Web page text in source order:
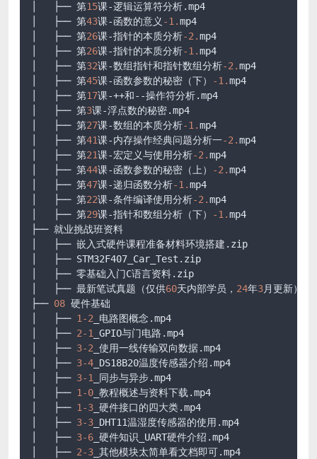
│   ├── 第15课-逻辑运算符分析.mp4
│   ├── 第43课-函数的意义 -1.mp4
│   ├── 第26课-指针的本质分析-2.mp4
│   ├── 第26课-指针的本质分析-1.mp4
│   ├── 第32课-数组指针和指针数组分析-2.mp4
│   ├── 第45课-函数参数的秘密（下） -1.mp4
│   ├── 第17课-++和--操作符分析.mp4
│   ├── 第3课-浮点数的秘密.mp4
│   ├── 第27课-数组的本质分析-1.mp4
│   ├── 第41课-内存操作经典问题分析一-2.mp4
│   ├── 第21课-宏定义与使用分析-2.mp4
│   ├── 第44课-函数参数的秘密（上） -2.mp4
│   ├── 第47课-递归函数分析-1.mp4
│   ├── 第22课-条件编译使用分析-2.mp4
│   ├── 第29课-指针和数组分析（下） -1.mp4
├── 就业挑战班资料
│   ├── 嵌入式硬件课程准备材料环境搭建.zip
│   ├── STM32F407_Car_Test.zip
│   ├── 零基础入门C语言资料.zip
│   ├── 最新笔试真题（仅供60天内部学员， 24年3月更新）
├── 08 硬件基础
│   ├── 1-2 _电路图概念.mp4
│   ├── 2-1 _GPIO与门电路.mp4
│   ├── 3-2 _使用一线传输双向数据.mp4
│   ├── 3-4 _DS18B20温度传感器介绍.mp4
│   ├── 3-1 _同步与异步.mp4
│   ├── 1-0 _教程概述与资料下载.mp4
│   ├── 1-3 _硬件接口的四大类.mp4
│   ├── 3-3 _DHT11温湿度传感器的使用.mp4
│   ├── 3-6 _硬件知识_UART硬件介绍.mp4
│   ├── 2-3 _其他模块太简单看文档即可.mp4